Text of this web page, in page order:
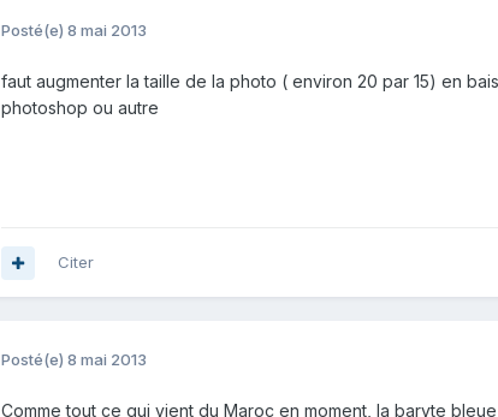
Posté(e) 8 mai 2013
faut augmenter la taille de la photo ( environ 20 par 15) en
photoshop ou autre
Citer
Posté(e) 8 mai 2013
Comme tout ce qui vient du Maroc en moment, la baryte